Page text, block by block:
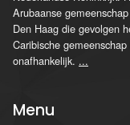
Arubaanse
Den Haag die gevolgen
Caribische
onafhankelijk. ...
Menu